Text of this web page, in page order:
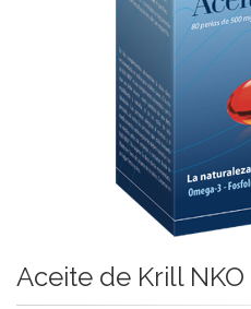
Aceite de Krill NKO